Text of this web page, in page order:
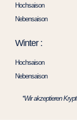
Hochsaison
Nebensaison
Winter :
Hochsaison
Nebensaison
*Wir akzeptieren